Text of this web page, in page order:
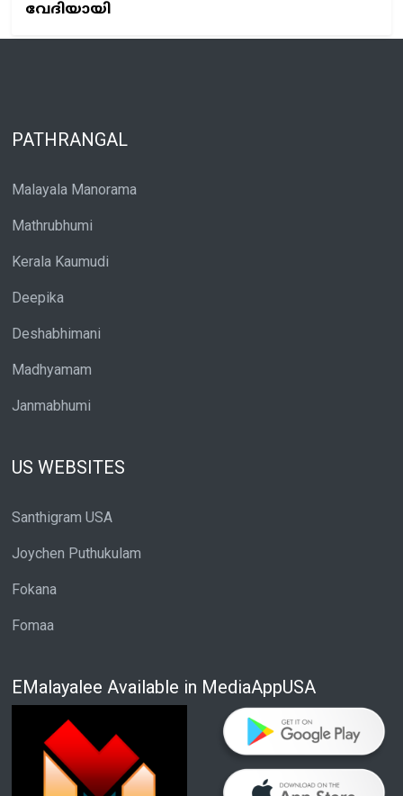
വേദിയായി
PATHRANGAL
Malayala Manorama
Mathrubhumi
Kerala Kaumudi
Deepika
Deshabhimani
Madhyamam
Janmabhumi
US WEBSITES
Santhigram USA
Joychen Puthukulam
Fokana
Fomaa
EMalayalee Available in MediaAppUSA